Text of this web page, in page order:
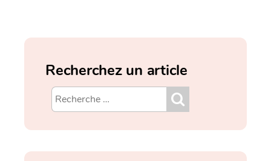
Recherchez un article